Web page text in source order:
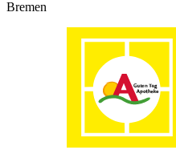
Bremen